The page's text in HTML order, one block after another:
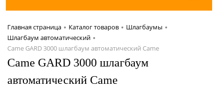
Главная страница • Каталог товаров • Шлагбаумы •
Шлагбаум автоматический •
Came GARD 3000 шлагбаум автоматический Came
Came GARD 3000 шлагбаум
автоматический Came